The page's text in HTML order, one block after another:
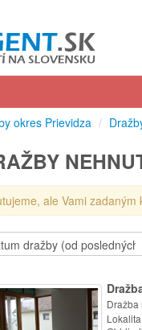
okres Prievidza /
ale Vami
Dražba